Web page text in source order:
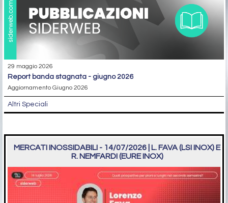
29 maggio 2026
report banda stagnata - giugno 2026
Aggiornamento Giugno 2026
Altri Speciali
MERCATI INOSSIDABILI - 14/07/2026 | L. FAVA (LSI INOX) E
R. NEMFARDI (EURE INOX)